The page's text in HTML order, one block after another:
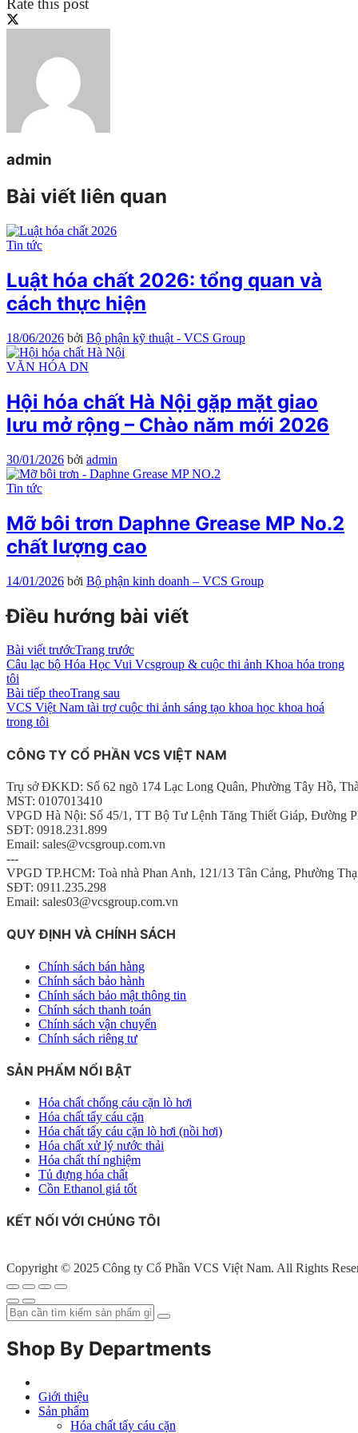
admin
Bài viết liên quan
Tin tức
Luật hóa chất 2026: tổng quan và
cách thực hiện
18/06/2026 bởi Bộ phận kỹ thuật - VCS Group
VĂN HÓA DN
Hội hóa chất Hà Nội gặp mặt giao
lưu mở rộng – Chào năm mới 2026
30/01/2026 bởi admin
Tin tức
Mỡ bôi trơn Daphne Grease MP No.2
chất lượng cao
14/01/2026 bởi Bộ phận kinh doanh – VCS Group
Điều hướng bài viết
Bài viết trướcTrang trước
Câu lạc bộ Hóa Học Vui Vcsgroup & cuộc thi ảnh Khoa hóa trong
tôi
Bài tiếp theoTrang sau
VCS Việt Nam tài trợ cuộc thi ảnh sáng tạo khoa học khoa hoá
trong tôi
CÔNG TY CỔ PHẦN VCS VIỆT NAM
Trụ sở ĐKKD: Số 62 ngõ 174 Lạc Long Quân, Phường Tây Hồ,
MST: 0107013410
VPGD Hà Nội: Số 45/1, TT Bộ Tư Lệnh Tăng Thiết Giáp, Đường
SĐT: 0918.231.899
Email: sales@vcsgroup.com.vn
---
VPGD TP.HCM: Toà nhà Phan Anh, 121/13 Tân Cảng, Phường
SĐT: 0911.235.298
Email: sales03@vcsgroup.com.vn
QUY ĐỊNH VÀ CHÍNH SÁCH
Chính sách bán hàng
Chính sách bảo hành
Chính sách bảo mật thông tin
Chính sách thanh toán
Chính sách vận chuyển
Chính sách riêng tư
SẢN PHẨM NỔI BẬT
Hóa chất chống cáu cặn lò hơi
Hóa chất tẩy cáu cặn
Hóa chất tẩy cáu cặn lò hơi (nồi hơi)
Hóa chất xử lý nước thải
Hóa chất thí nghiệm
Tủ đựng hóa chất
Cồn Ethanol giá tốt
KẾT NỐI VỚI CHÚNG TÔI
Copyright © 2025 Công ty Cổ Phần VCS Việt Nam. All Rights
Shop By Departments
Giới thiệu
Sản phẩm
Hóa chất tẩy cáu cặn